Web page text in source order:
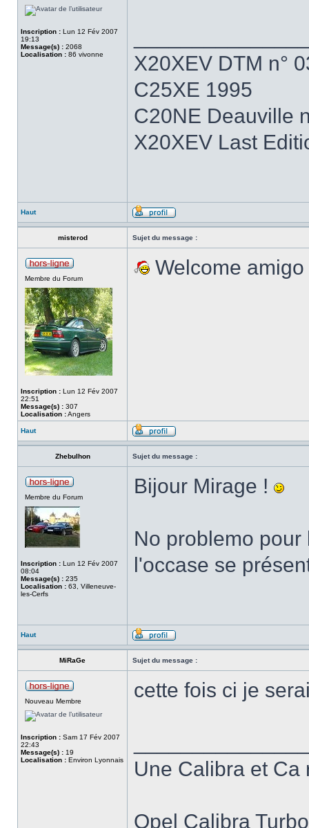
Inscription : Lun 12 Fév 2007
19:13
Message(s) : 2068
Localisation : 86 vivonne
X20XEV DTM n°
C25XE 1995
C20NE Deauville
X20XEV Last
Haut
misterod Sujet du message :
Membre du Forum
Inscription : Lun 12 Fév 2007
22:51
Message(s) : 307
Localisation :Angers
Welcome
Haut
Zhebulhon Sujet du message :
Membre du Forum
Inscription : Lun 12 Fév 2007
08:04
Message(s) : 235
Localisation : 63, Villeneuve-
les-Cerfs
Bijour Mirage !
No problemo
l'occase se
Haut
MiRaGe Sujet du message :
Nouveau Membre
Inscription : Sam 17 Fév 2007
22:43
Message(s) : 19
Localisation : Environ Lyonnais
cette fois ci je
Une Calibra et Ca
Opel Calibra